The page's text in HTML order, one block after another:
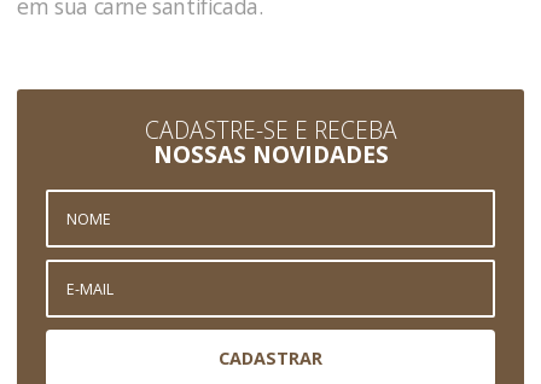
CADASTRE-SE E RECEBA
NOSSAS NOVIDADES
CADASTRAR